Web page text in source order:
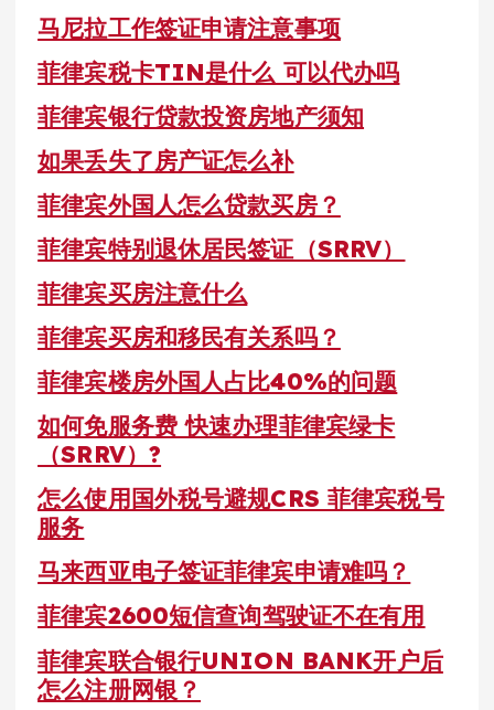
马尼拉工作签证申请注意事项
菲律宾税卡TIN是什么 可以代办吗
菲律宾银行贷款投资房地产须知
如果丢失了房产证怎么补
菲律宾外国人怎么贷款买房？
菲律宾特别退休居民签证（SRRV）
菲律宾买房注意什么
菲律宾买房和移民有关系吗？
菲律宾楼房外国人占比40%的问题
如何免服务费 快速办理菲律宾绿卡
（SRRV）?
怎么使用国外税号避规CRS 菲律宾税号
服务
马来西亚电子签证菲律宾申请难吗？
菲律宾2600短信查询驾驶证不在有用
菲律宾联合银行UNION BANK开户后
怎么注册网银？